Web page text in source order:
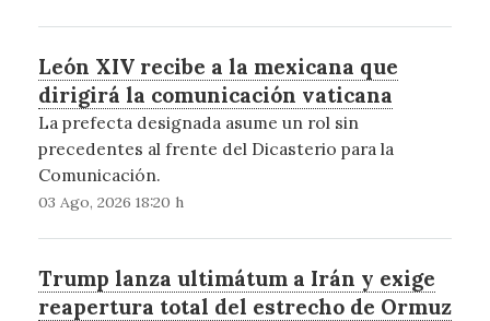
León XIV recibe a la mexicana que
dirigirá la comunicación vaticana
La prefecta designada asume un rol sin
precedentes al frente del Dicasterio para la
Comunicación.
03 Ago, 2026 18:20 h
Trump lanza ultimátum a Irán y exige
reapertura total del estrecho de Ormuz